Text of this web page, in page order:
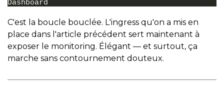
C'est la boucle bouclée. L'ingress qu'on a mis en
place dans l'article précédent sert maintenant à
exposer le monitoring. Élégant — et surtout, ça
marche sans contournement douteux.